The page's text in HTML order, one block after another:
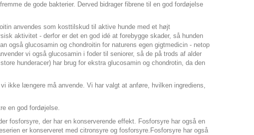
de gode bakterier. Derved bidrager fibrene til en god fordøjelse
anvendes som kosttilskud til aktive hunde med et højt
aktivitet - derfor er det en god idé at forebygge skader, så hunden
glucosamin og chondroitin for naturens egen gigtmedicin - netop
vi også glucosamin i foder til seniorer, så de på trods af alder
hunderacer) har brug for ekstra glucosamin og chondrotin, da den
ikke længere må anvende. Vi har valgt at anføre, hvilken ingrediens,
en god fordøjelse.
fosforsyre, der har en konserverende effekt. Fosforsyre har også en
er konserveret med citronsyre og fosforsyre.Fosforsyre har også